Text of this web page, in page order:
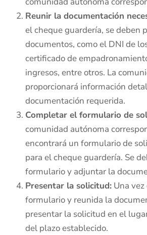
Reunir la documentación
el cheque guardería, se deben
documentos, como el DNI de
certificado de
ingresos, entre otros. La
proporcionará información
documentación requerida.
Completar el formulario de
comunidad autónoma
encontrará un formulario de
para el cheque guardería. Se
formulario y adjuntar la
Presentar la solicitud: Una
formulario y reunida la
presentar la solicitud en el
del plazo establecido.